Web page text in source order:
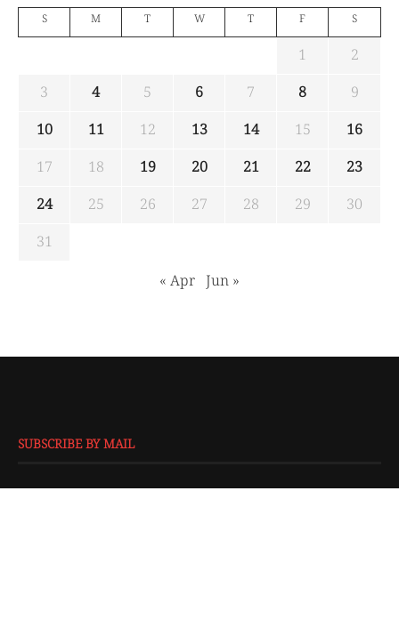
S M T W T F S
1
2
3
4 5 6 7 8
9
10
11 12 13 14 15
16
17
18 19 20 21 22
23
24
25 26 27 28 29
30
31
« Apr Jun »
SUBSCRIBE BY MAIL